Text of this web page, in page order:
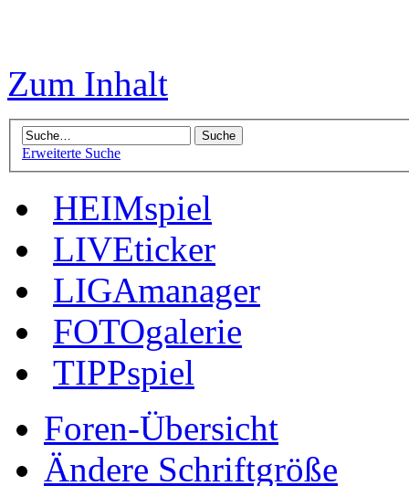
Zum Inhalt
Erweiterte Suche
HEIMspiel
LIVEticker
LIGAmanager
FOTOgalerie
TIPPspiel
Foren-Übersicht
Ändere Schriftgröße